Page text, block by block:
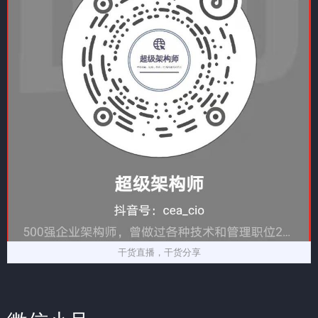
干货直播，干货分享